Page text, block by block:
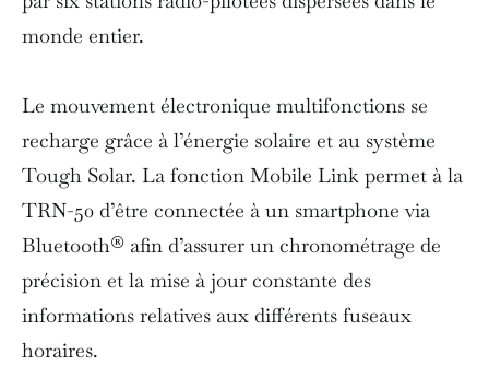
monde entier.
Le mouvement électronique multifonctions se
recharge grâce à l’énergie solaire et au système
Tough Solar. La fonction Mobile Link permet à la
TRN-50 d’être connectée à un smartphone via
Bluetooth® afin d’assurer un chronométrage de
précision et la mise à jour constante des
informations relatives aux différents fuseaux
horaires.